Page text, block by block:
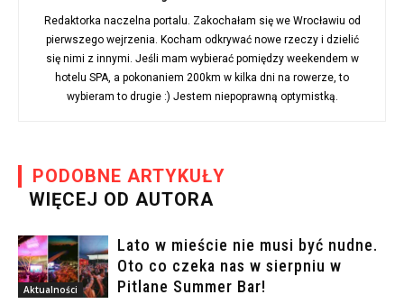
Redaktorka naczelna portalu. Zakochałam się we Wrocławiu od
pierwszego wejrzenia. Kocham odkrywać nowe rzeczy i dzielić
się nimi z innymi. Jeśli mam wybierać pomiędzy weekendem w
hotelu SPA, a pokonaniem 200km w kilka dni na rowerze, to
wybieram to drugie :) Jestem niepoprawną optymistką.
PODOBNE ARTYKUŁY
WIĘCEJ OD AUTORA
Aktualności
Lato w mieście nie musi być nudne.
Oto co czeka nas w sierpniu w
Pitlane Summer Bar!